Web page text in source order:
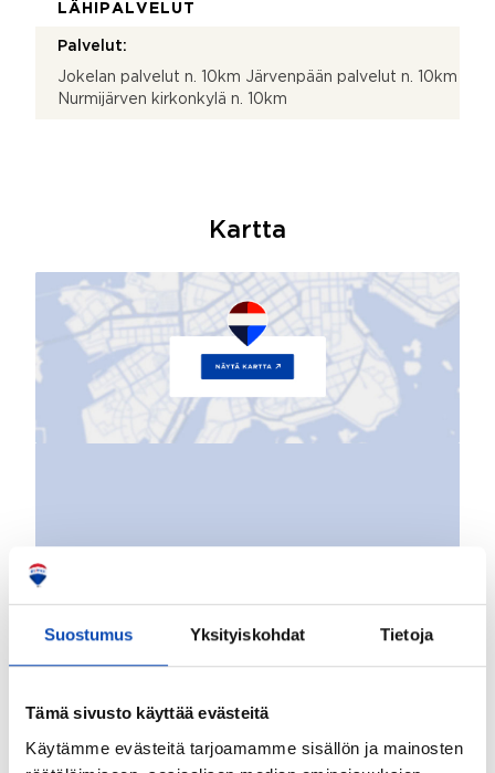
Suostumus Yksityiskohdat Tietoja
Tämä sivusto käyttää evästeitä
Käytämme evästeitä tarjoamamme sisällön ja mainosten
LÄHIPALVELUT
Palvelut:
Jokelan palvelut n. 10km Järvenpään palvelut n. 10km
Nurmijärven kirkonkylä n. 10km
Kartta